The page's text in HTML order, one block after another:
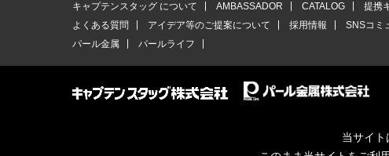
キャプテンスタッグ について AMBASSADOR CATALOG 提携
よくある質問
アイデア等のご提案について 採用情報 SNSコミ
パール金属
パールライフ
当サイト